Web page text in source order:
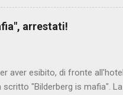
di Renzi messo li
state sconvenienti , dai
Renzi è tornato a casa, a
arrestati!
aver esibito, di fronte
"Bilderberg is mafia".